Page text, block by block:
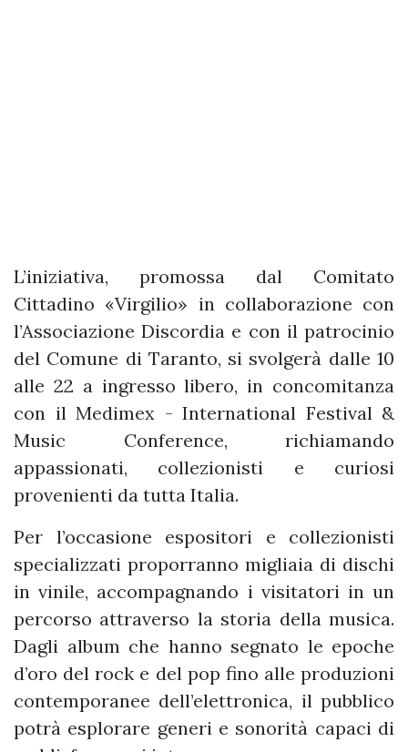
L’iniziativa, promossa dal Comitato
Cittadino «Virgilio» in collaborazione con
l’Associazione Discordia e con il patrocinio
del Comune di Taranto, si svolgerà dalle 10
alle 22 a ingresso libero, in concomitanza
con il Medimex - International Festival &
Music Conference, richiamando
appassionati, collezionisti e curiosi
provenienti da tutta Italia.
Per l’occasione espositori e collezionisti
specializzati proporranno migliaia di dischi
in vinile, accompagnando i visitatori in un
percorso attraverso la storia della musica.
Dagli album che hanno segnato le epoche
d’oro del rock e del pop fino alle produzioni
contemporanee dell’elettronica, il pubblico
potrà esplorare generi e sonorità capaci di